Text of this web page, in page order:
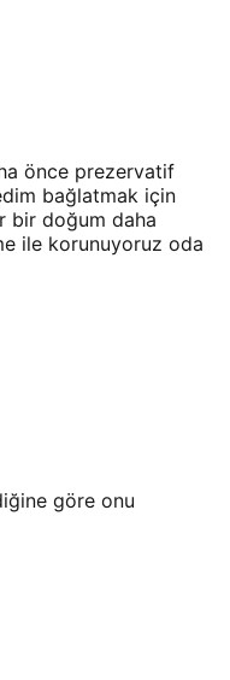
önce prezervatif
bağlatmak için
bir doğum daha
ile korunuyoruz oda
göre onu